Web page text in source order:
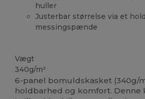
huller
Justerbar størrelse via et
messingspænde
Vægt
340g/m²
6-panel bomuldskasket (340g/
holdbarhed og komfort. Denne